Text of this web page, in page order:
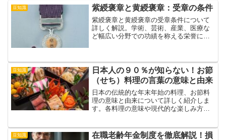
豆知識 紫綬褒章と黄綬褒章：受章の条件
紫綬褒章と黄綬褒章の受章条件について
詳しく解説。学術、芸術、産業、医療な
ど幅広い分野での功績を称える栄誉につ
豆知識
日本人の９０％が知らない！お節
（せち）料理の言葉の意味と由来
日本の伝統的な年末年始の料理、お節料
理の意味と由来について詳しく紹介しま
す。各料理の意味や現代的な楽しみ方も
豆知識
在職老齢年金制度を徹底解説！損